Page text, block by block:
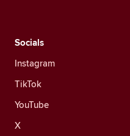
Socials
Instagram
TikTok
YouTube
X